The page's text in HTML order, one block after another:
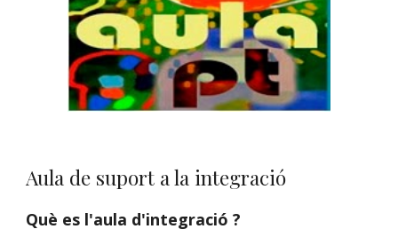
Aula de suport a la integració
Què es l'aula d'integració ?